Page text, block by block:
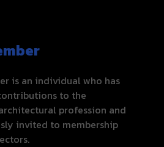
is an individual who has
to the
profession and
invited to membership